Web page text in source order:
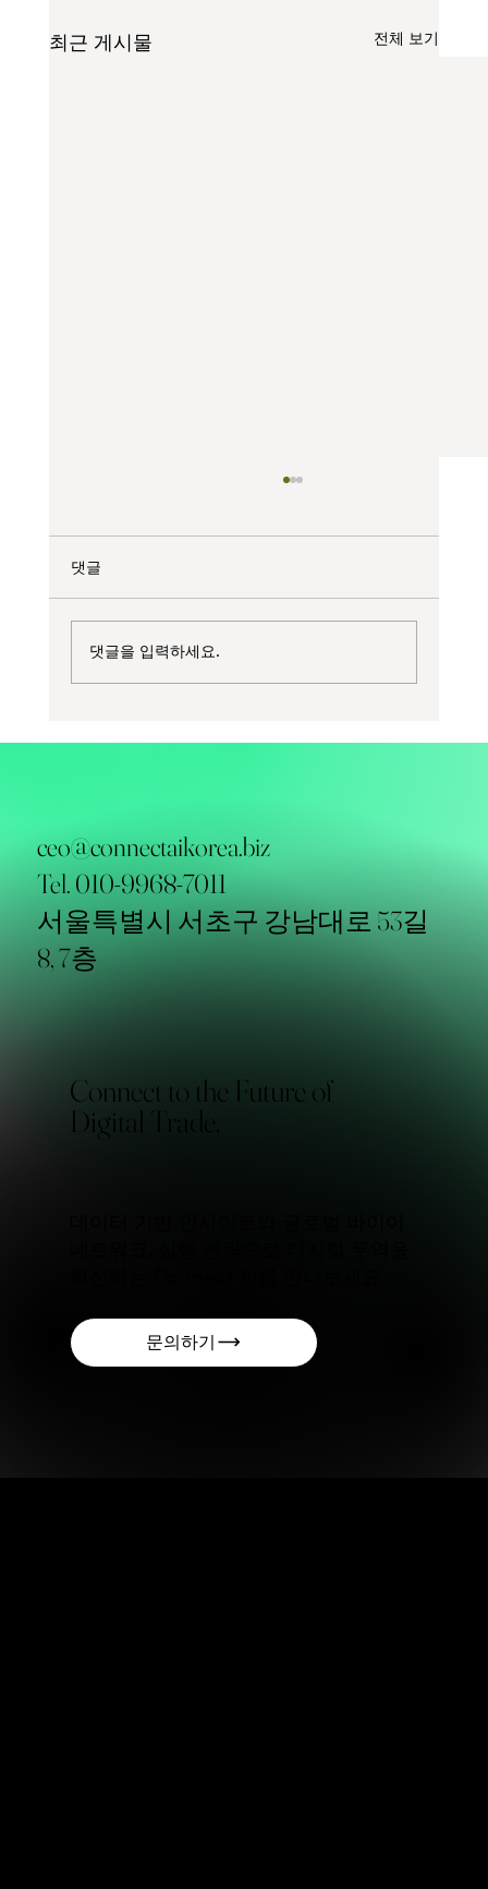
최근 게시물 전체 보기
댓글
댓글을 입력하세요.
ceo@connectaikorea.biz
Tel. 010-9968-7011
서울특별시 서초구 강남대로 53길
8, 7층
Connect to the Future of
Digital Trade.
문의하기